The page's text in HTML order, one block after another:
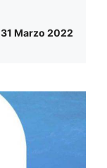
31 Marzo 2022